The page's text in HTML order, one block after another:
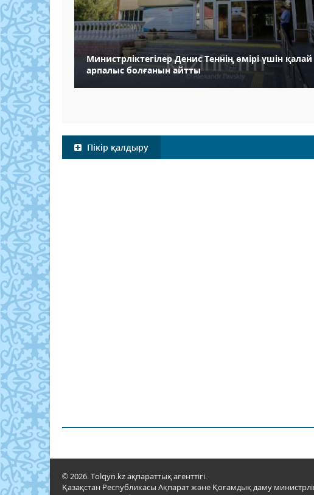
Министрліктегілер Денис Теннің өмірі үшін қалай
арпалыс болғанын айтты
Пікір қалдыру
© 2026. Tolqyn.kz ақпараттық агенттігі.
Қазақстан Республикасы Ақпарат және Қоғамдық даму